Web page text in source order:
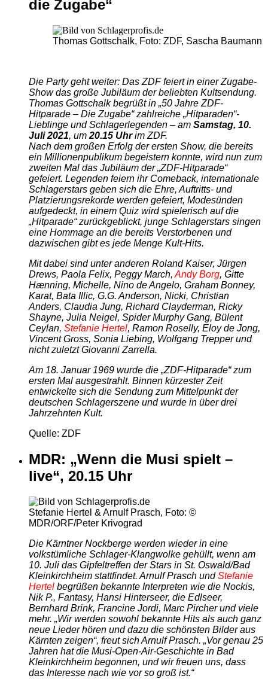
die Zugabe“
Thomas Gottschalk, Foto: ZDF, Sascha Baumann
Die Party geht weiter: Das ZDF feiert in einer Zugabe-
Show das große Jubiläum der beliebten Kultsendung.
Thomas Gottschalk begrüßt in „50 Jahre ZDF-
Hitparade – Die Zugabe“ zahlreiche „Hitparaden“-
Lieblinge und Schlagerlegenden – am Samstag, 10.
Juli 2021, um 20.15 Uhrim ZDF.
Nach dem großen Erfolg der ersten Show, die bereits
ein Millionenpublikum begeistern konnte, wird nun zum
zweiten Mal das Jubiläum der „ZDF-Hitparade“
gefeiert. Legenden feiern ihr Comeback, internationale
Schlagerstars geben sich die Ehre, Auftritts- und
Platzierungsrekorde werden gefeiert, Modesünden
aufgedeckt, in einem Quiz wird spielerisch auf die
„Hitparade“ zurückgeblickt, junge Schlagerstars singen
eine Hommage an die bereits Verstorbenen und
dazwischen gibt es jede Menge Kult-Hits.
Mit dabei sind unter anderen Roland Kaiser, Jürgen
Drews, Paola Felix, Peggy March, Andy Borg, Gitte
Hænning, Michelle, Nino de Angelo, Graham Bonney,
Karat, Bata Illic, G.G. Anderson, Nicki, Christian
Anders, Claudia Jung, Richard Clayderman, Ricky
Shayne, Julia Neigel, Spider Murphy Gang, Bülent
Ceylan, Stefanie Hertel, Ramon Roselly, Eloy de Jong,
Vincent Gross, Sonia Liebing, Wolfgang Trepper und
nicht zuletzt Giovanni Zarrella.
Am 18. Januar 1969 wurde die „ZDF-Hitparade“ zum
ersten Mal ausgestrahlt. Binnen kürzester Zeit
entwickelte sich die Sendung zum Mittelpunkt der
deutschen Schlagerszene und wurde in über drei
Jahrzehnten Kult.
Quelle: ZDF
MDR: „Wenn die Musi spielt –
live“, 20.15 Uhr
Stefanie Hertel & Arnulf Prasch, Foto: ©
MDR/ORF/Peter Krivograd
Die Kärntner Nockberge werden wieder in eine
volkstümliche Schlager-Klangwolke gehüllt, wenn am
10. Juli das Gipfeltreffen der Stars in St. Oswald/Bad
Kleinkirchheim stattfindet. Arnulf Prasch undStefanie
Hertel begrüßen bekannte Interpreten wie die Nockis,
Nik P., Fantasy, Hansi Hinterseer, die Edlseer,
Bernhard Brink, Francine Jordi, Marc Pircher und viele
mehr. „Wir werden sowohl bekannte Hits als auch ganz
neue Lieder hören und dazu die schönsten Bilder aus
Kärnten zeigen“, freut sich Arnulf Prasch. „Vor genau 25
Jahren hat die Musi-Open-Air-Geschichte in Bad
Kleinkirchheim begonnen, und wir freuen uns, dass
das Interesse nach wie vor so groß ist.“